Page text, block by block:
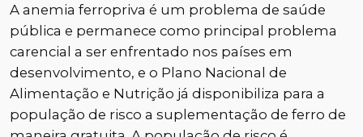
A anemia ferropriva é um problema de saúde
pública e permanece como principal problema
carencial a ser enfrentado nos países em
desenvolvimento, e o Plano Nacional de
Alimentação e Nutrição já disponibiliza para a
população de risco a suplementação de ferro de